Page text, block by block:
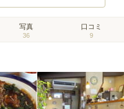
写真
36
口コミ
9